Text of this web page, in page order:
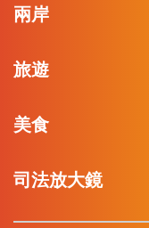
兩岸
旅遊
美食
司法放大鏡